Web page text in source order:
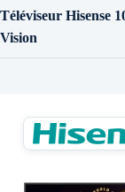
Téléviseur Hisense
Vision